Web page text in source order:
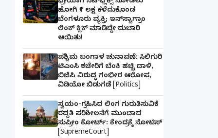
ಹೋಗಿ ₹1 ಲಕ್ಷ ಕಳೆದುಕೊಂಡ
ಬೆಂಗಳೂರು ವ್ಯಕ್ತಿ; ಇನ್‌ಸ್ಟಾಗ್ರಾಂ
ಲಿಂಕ್ ಕ್ಲಿಕ್ ಮಾಡಿದ್ದೇ ದುಬಾರಿ
ಆಯಿತು!
ಪಶ್ಚಿಮ ಬಂಗಾಳ ಚುನಾವಣೆ: ಸಿಲಿಗುರಿ
ಟಿಎಂಸಿ ಕಚೇರಿಗೆ ಬೆಂಕಿ ಹಚ್ಚಿ ದಾಳಿ,
ಬಿಜೆಪಿ ವಿರುದ್ಧ ಗಂಭೀರ ಆರೋಪ,
ವಿಡಿಯೋ ಬಿಡುಗಡೆ [Politics]
ಸ್ವಯಂ-ಗ್ರಹಿಸಿದ ಲಿಂಗ ಗುರುತಿಸುವಿಕೆ
ರದ್ದತಿ ಪರಿಶೀಲನೆಗೆ ಮುಂದಾದ
ಸುಪ್ರೀಂ ಕೋರ್ಟ್: ಕೇಂದ್ರಕ್ಕೆ ನೋಟಿಸ್
[SupremeCourt]